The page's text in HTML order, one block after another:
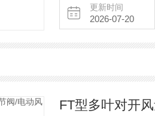
更新时间
2026-07-20
FT型多叶对开